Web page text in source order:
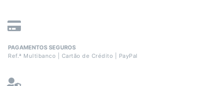
PAGAMENTOS SEGUROS
Ref.ª Multibanco | Cartão de Crédito | PayPal